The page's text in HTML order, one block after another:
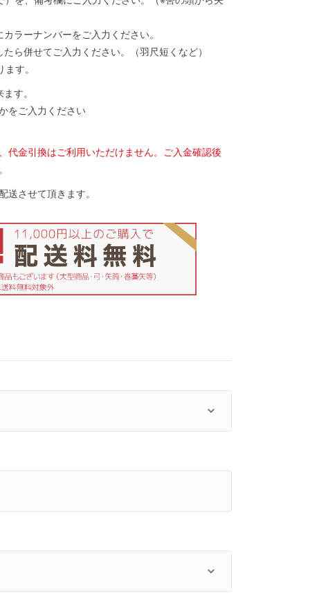
ラーナンバーをご入力ください。
ら併せてご入力ください。（羽尺短くなど）
す。
す。
をご入力ください
代金引換はご利用いただけません。ご入金確認後
させて頂きます。